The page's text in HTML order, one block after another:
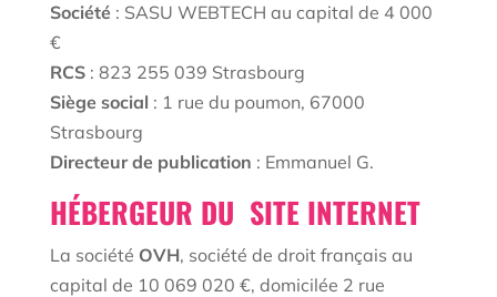
Société : SASU WEBTECH au capital de 4 000
€
RCS: 823 255 039 Strasbourg
Siège social : 1 rue du poumon, 67000
Strasbourg
Directeur de publication : Emmanuel G.
HÉBERGEUR DU SITE INTERNET
La société OVH, société de droit français au
capital de 10 069 020 €, domicilée 2 rue